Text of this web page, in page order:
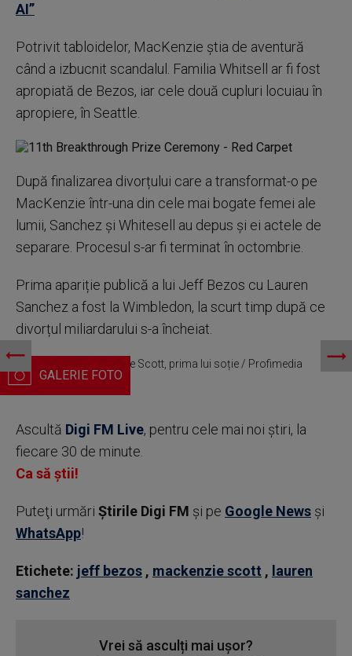
AI”
Potrivit tabloidelor, MacKenzie știa de aventură
când a izbucnit scandalul. Familia Whitsell ar fi fost
apropiată de Bezos, iar cele două cupluri locuiau în
apropiere, în Seattle.
După finalizarea divorțului care a transformat-o pe
MacKenzie într-una din cele mai bogate femei ale
lumii, Sanchez și Whitesell au depus și ei actele de
separare. Procesul s-ar fi terminat în octombrie.
Prima apariție publică a lui Jeff Bezos cu Lauren
Sanchez a fost la Wimbledon, la scurt timp după ce
divorțul miliardarului s-a încheiat.
Jeff Bezos și MacKenzie Scott, prima lui soție / Profimedia
Images
Ascultă Digi FM Live, pentru cele mai noi știri, la
fiecare 30 de minute.
Ca să știi!
Puteţi urmări Știrile Digi FM şi pe Google News şi
WhatsApp!
Etichete: jeff bezos , mackenzie scott , lauren
sanchez
Vrei să asculți mai ușor?